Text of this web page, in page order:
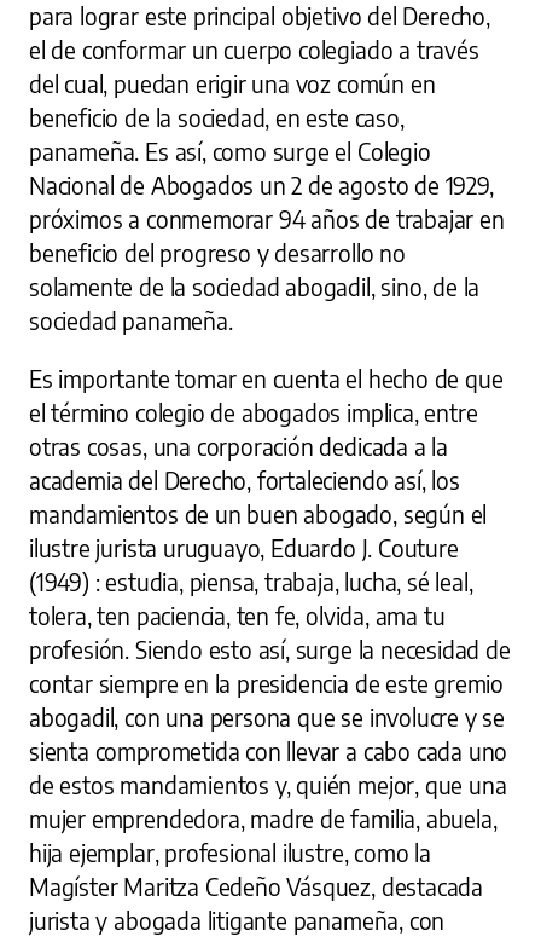
para lograr este principal objetivo del Derecho,
el de conformar un cuerpo colegiado a través
del cual, puedan erigir una voz común en
beneficio de la sociedad, en este caso,
panameña. Es así, como surge el Colegio
Nacional de Abogados un 2 de agosto de 1929,
próximos a conmemorar 94 años de trabajar en
beneficio del progreso y desarrollo no
solamente de la sociedad abogadil, sino, de la
sociedad panameña.
Es importante tomar en cuenta el hecho de que
el término colegio de abogados implica, entre
otras cosas, una corporación dedicada a la
academia del Derecho, fortaleciendo así, los
mandamientos de un buen abogado, según el
ilustre jurista uruguayo, Eduardo J. Couture
(1949) : estudia, piensa, trabaja, lucha, sé leal,
tolera, ten paciencia, ten fe, olvida, ama tu
profesión. Siendo esto así, surge la necesidad de
contar siempre en la presidencia de este gremio
abogadil, con una persona que se involucre y se
sienta comprometida con llevar a cabo cada uno
de estos mandamientos y, quién mejor, que una
mujer emprendedora, madre de familia, abuela,
hija ejemplar, profesional ilustre, como la
Magíster Maritza Cedeño Vásquez, destacada
jurista y abogada litigante panameña, con